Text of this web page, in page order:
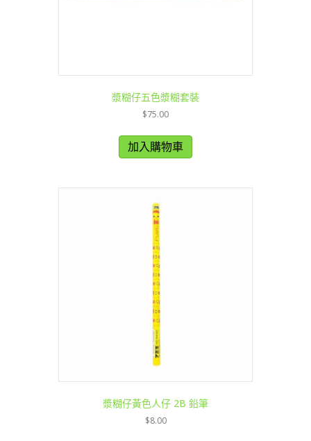
漿糊仔五色漿糊套裝
$75.00
加入購物車
漿糊仔黃色人仔 2B 鉛筆
$8.00